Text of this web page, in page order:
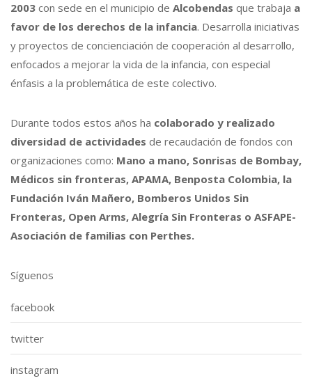
2003 con sede en el municipio de Alcobendas que trabaja a
favor de los derechos de la infancia. Desarrolla iniciativas
y proyectos de concienciación de cooperación al desarrollo,
enfocados a mejorar la vida de la infancia, con especial
énfasis a la problemática de este colectivo.
Durante todos estos años ha colaborado y realizado
diversidad de actividades de recaudación de fondos con
organizaciones como: Mano a mano, Sonrisas de Bombay,
Médicos sin fronteras, APAMA, Benposta Colombia, la
Fundación Iván Mañero, Bomberos Unidos Sin
Fronteras, Open Arms, Alegría Sin Fronteras o ASFAPE-
Asociación de familias con Perthes.
Síguenos
facebook
twitter
instagram